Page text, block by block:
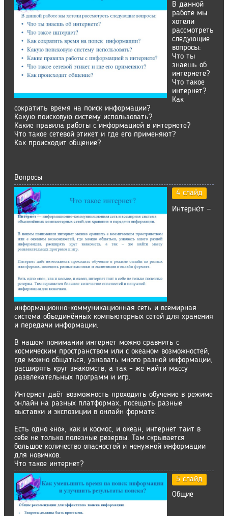
В данной
работе мы
хотели
рассмотреть
следующие
вопросы:
Что ты
знаешь об
интернете?
Что такое
интернет?
Как
сократить время на поиск информации?
Какую поисковую систему использовать?
Какие правила работы с информацией в интернете?
Что такое сетевой этикет и где его применяют?
Как происходит общение?
Вопросы
4 слайд
Интерне́т —
информационно-коммуникационная сеть и всемирная
система объединённых компьютерных сетей для хранения
и передачи информации.
В нашем понимании интернет можно сравнить с
космическим пространством или с океаном возможностей,
где можно общаться, узнавать много разной информации,
расширять круг знакомств, а так – же найти массу
развлекательных программ и игр.
Интернет даёт возможность проходить обучение в режиме
онлайн на разных платформах, посещать разные
выставки и экспозиции в онлайн формате.
Есть одно «но», как и космос, и океан, интернет таит в
себе не только полезные резервы. Там скрывается
большое количество опасностей и ненужной информации
для новичков.
Что такое интернет?
5 слайд
Общие